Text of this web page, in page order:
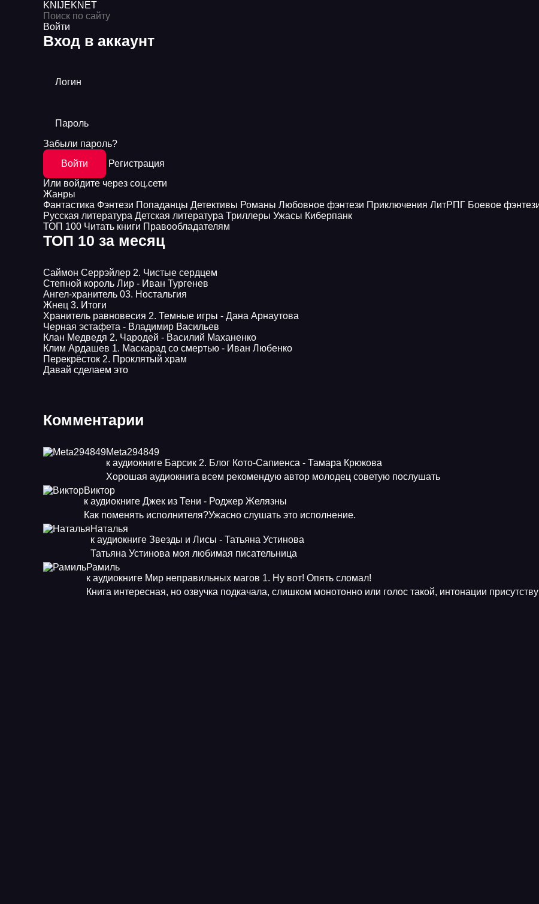
KNIJEKNET
Войти
Вход в аккаунт
Логин
Пароль
Забыли пароль?
Войти
Регистрация
Или войдите через соц.сети
Жанры
Фантастика Фэнтези Попаданцы Детективы Романы Любовное фэнтези Приключения ЛитРПГ Боевое
Русская литература Детская литература Триллеры Ужасы Киберпанк
ТОП 100 Читать книги Правообладателям
ТОП 10 за месяц
Саймон Серрэйлер 2. Чистые сердцем
Степной король Лир - Иван Тургенев
Ангел-хранитель 03. Ностальгия
Жнец 3. Итоги
Хранитель равновесия 2. Темные игры - Дана Арнаутова
Черная эстафета - Владимир Васильев
Клан Медведя 2. Чародей - Василий Маханенко
Клим Ардашев 1. Маскарад со смертью - Иван Любенко
Перекрёсток 2. Проклятый храм
Давай сделаем это
Комментарии
Meta294849
к аудиокниге Барсик 2. Блог Кото-Сапиенса - Тамара Крюкова
Хорошая аудиокнига всем рекомендую автор молодец советую послушать
Виктор
к аудиокниге Джек из Тени - Роджер Желязны
Как поменять исполнителя?Ужасно слушать это исполнение.
Наталья
к аудиокниге Звезды и Лисы - Татьяна Устинова
Татьяна Устинова моя любимая писательница
Рамиль
к аудиокниге Мир неправильных магов 1. Ну вот! Опять сломал!
Книга интересная, но озвучка подкачала, слишком монотонно или голос такой, интонации